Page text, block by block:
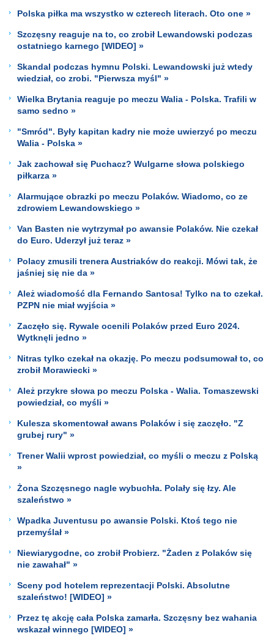
Polska piłka ma wszystko w czterech literach. Oto one »
Szczęsny reaguje na to, co zrobił Lewandowski podczas
ostatniego karnego [WIDEO] »
Skandal podczas hymnu Polski. Lewandowski już wtedy
wiedział, co zrobi. "Pierwsza myśl" »
Wielka Brytania reaguje po meczu Walia - Polska. Trafili w
samo sedno »
"Smród". Były kapitan kadry nie może uwierzyć po meczu
Walia - Polska »
Jak zachował się Puchacz? Wulgarne słowa polskiego
piłkarza »
Alarmujące obrazki po meczu Polaków. Wiadomo, co ze
zdrowiem Lewandowskiego »
Van Basten nie wytrzymał po awansie Polaków. Nie czekał
do Euro. Uderzył już teraz »
Polacy zmusili trenera Austriaków do reakcji. Mówi tak, że
jaśniej się nie da »
Ależ wiadomość dla Fernando Santosa! Tylko na to czekał.
PZPN nie miał wyjścia »
Zaczęło się. Rywale ocenili Polaków przed Euro 2024.
Wytknęli jedno »
Nitras tylko czekał na okazję. Po meczu podsumował to, co
zrobił Morawiecki »
Ależ przykre słowa po meczu Polska - Walia. Tomaszewski
powiedział, co myśli »
Kulesza skomentował awans Polaków i się zaczęło. "Z
grubej rury" »
Trener Walii wprost powiedział, co myśli o meczu z Polską
»
Żona Szczęsnego nagle wybuchła. Polały się łzy. Ale
szaleństwo »
Wpadka Juventusu po awansie Polski. Ktoś tego nie
przemyślał »
Niewiarygodne, co zrobił Probierz. "Żaden z Polaków się
nie zawahał" »
Sceny pod hotelem reprezentacji Polski. Absolutne
szaleństwo! [WIDEO] »
Przez tę akcję cała Polska zamarła. Szczęsny bez wahania
wskazał winnego [WIDEO] »